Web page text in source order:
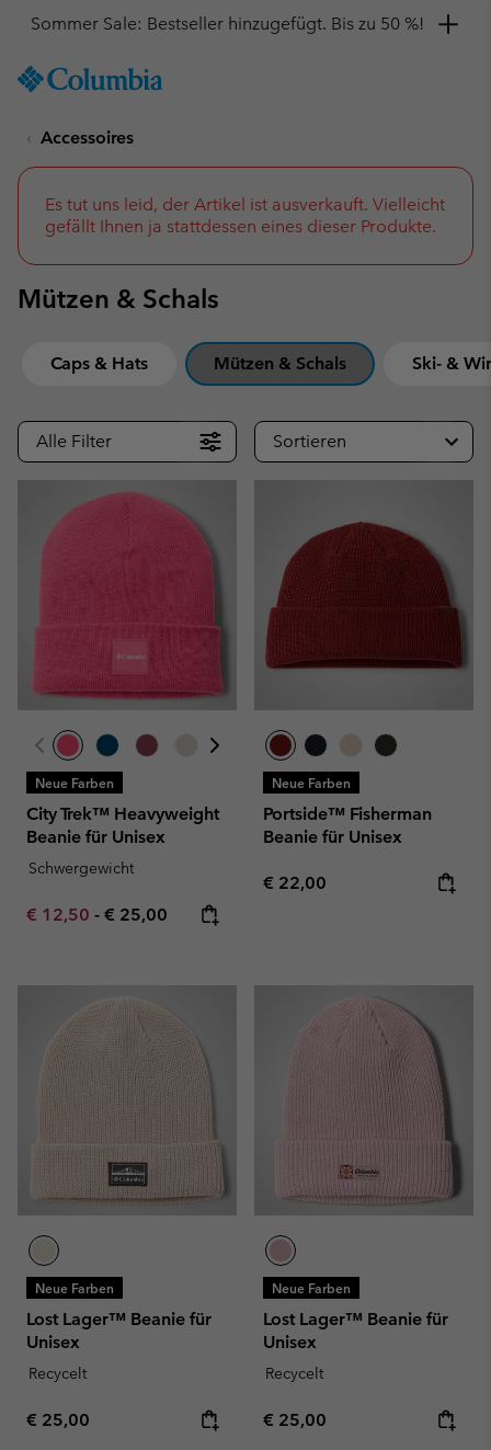
TO
SKIP
NAV
SKIP
TO
SEARCH
Hol dir einen 10 %-Gutschein
Accessoires
Es tut uns leid, der Artikel ist ausverkauft. Vielleicht
gefällt Ihnen ja stattdessen eines dieser Produkte.
Mützen & Schals
Caps & Hats Mützen & Schals Ski- &
Alle Filter Sortieren
Neue Farben
City Trek™ Heavyweight
Beanie für Unisex
Schwergewicht
Minimum sale price:
€ 12,50 - Maximum price:
€ 25,00
Neue Farben
Portside™ Fisherman
Beanie für Unisex
Regular price:
€ 22,00
Neue Farben
Lost Lager™ Beanie für
Unisex
Recycelt
Regular price:
€ 25,00
Neue Farben
Lost Lager™ Beanie für
Unisex
Recycelt
Regular price:
€ 25,00